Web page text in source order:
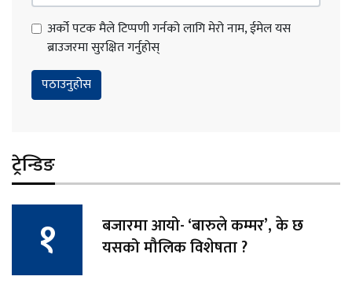
अर्को पटक मैले टिप्पणी गर्नको लागि मेरो नाम, ईमेल यस
ब्राउजरमा सुरक्षित गर्नुहोस्
ट्रेन्डिङ
बजारमा आयो- ‘बारुले कम्मर’, के छ
यसको मौलिक विशेषता ?